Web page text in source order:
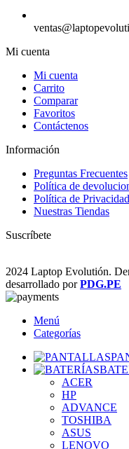
Mi cuenta
Mi cuenta
Carrito
Comparar
Favoritos
Contáctenos
Información
Preguntas Frecuentes
Política de
Política de Privacidad
Nuestras Tiendas
Suscríbete
2024 Laptop Evolutión.
desarrollado porPDG.PE
Menú
Categorías
ACER
HP
ADVANCE
TOSHIBA
ASUS
LENOVO